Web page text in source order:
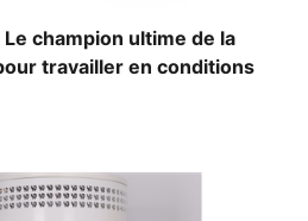
Le champion ultime de la
travailler en conditions